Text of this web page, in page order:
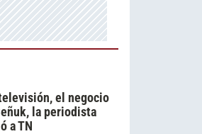
el negocio
la periodista
a TN